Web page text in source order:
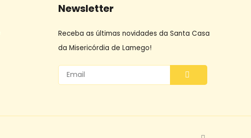
Newsletter
Receba as últimas novidades da Santa Casa
da Misericórdia de Lamego!